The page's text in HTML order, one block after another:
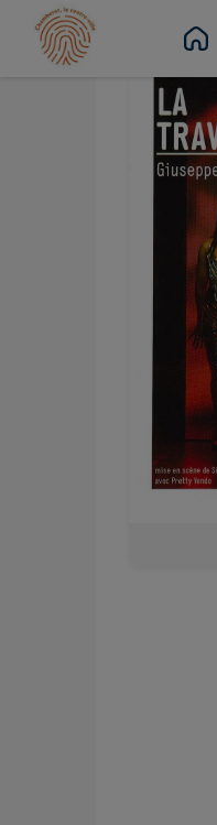
Contenu Menu